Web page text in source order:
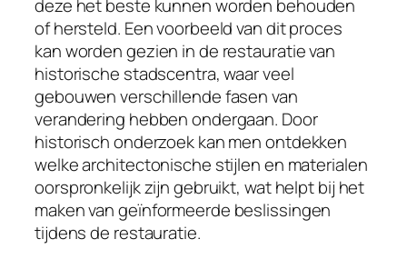
deze het beste kunnen worden behouden
of hersteld. Een voorbeeld van dit proces
kan worden gezien in de restauratie van
historische stadscentra, waar veel
gebouwen verschillende fasen van
verandering hebben ondergaan. Door
historisch onderzoek kan men ontdekken
welke architectonische stijlen en materialen
oorspronkelijk zijn gebruikt, wat helpt bij het
maken van geïnformeerde beslissingen
tijdens de restauratie.